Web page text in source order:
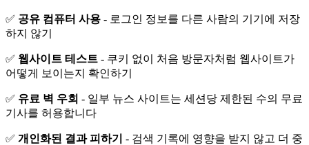
✅ 공유 컴퓨터 사용 - 로그인 정보를 다른 사람의 기기에 저장
하지 않기
✅ 웹사이트 테스트 - 쿠키 없이 처음 방문자처럼 웹사이트가
어떻게 보이는지 확인하기
✅ 유료 벽 우회 - 일부 뉴스 사이트는 세션당 제한된 수의 무료
기사를 허용합니다
✅ 개인화된 결과 피하기 - 검색 기록에 영향을 받지 않고 더 중